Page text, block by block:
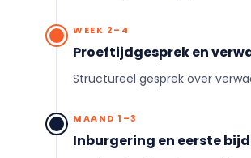
WEEK 2–4
Proeftijdgesprek en
Structureel gesprek over
MAAND 1–3
Inburgering en eerste